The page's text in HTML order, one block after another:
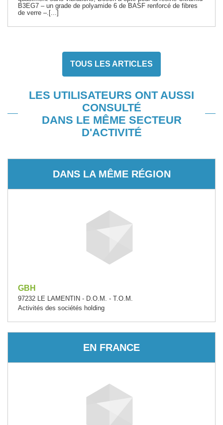
B3EG7 – un grade de polyamide 6 de BASF renforcé de fibres
de verre –.[...]
TOUS LES ARTICLES
LES UTILISATEURS ONT AUSSI
CONSULTÉ
DANS LE MÊME SECTEUR
D'ACTIVITÉ
DANS LA MÊME RÉGION
GBH
97232 LE LAMENTIN - D.O.M. - T.O.M.
Activités des sociétés holding
EN FRANCE